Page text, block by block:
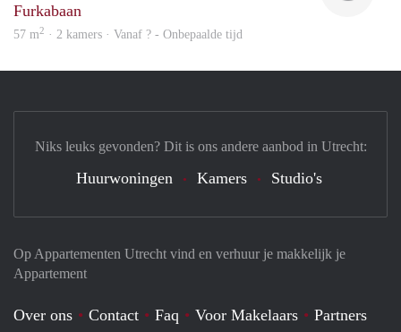
Furkabaan
57 m2 · 2 kamers · Vanaf ? - Onbepaalde tijd
Op Appartementen Utrecht vind en verhuur je makkelijk je
Appartement
Over ons Contact Faq Voor Makelaars Partners
Niks leuks gevonden? Dit is ons andere aanbod in Utrecht:
Huurwoningen Kamers Studio's